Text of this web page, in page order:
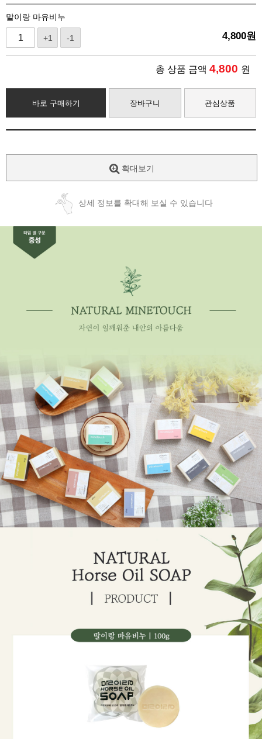
말이랑 마유비누
+1 -1 4,800원
총 상품 금액 4,800 원
바로 구매하기 장바구니 관심상품
확대보기
상세 정보를 확대해 보실 수 있습니다